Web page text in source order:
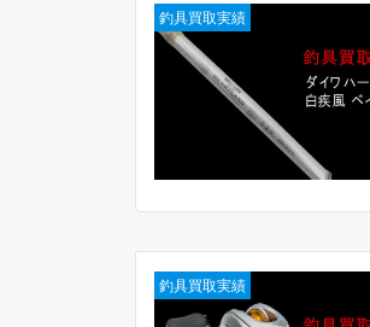
釣具買取実績
釣具買取実績